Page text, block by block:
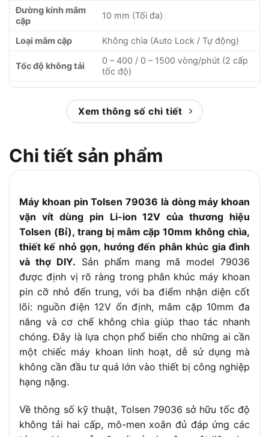
Đường kính mâm
cặp
10 mm (Tối đa)
Loại mâm cặp Không chìa (Auto Lock / Tự động)
Tốc độ không tải
0 – 400 / 0 – 1500 vòng/phút (2 cấp
tốc độ)
Lực xoắn tối đa
28 Nm
Cấp độ trượt
18 + 1 (Khoan)
Xem thông số chi tiết
Chi tiết sản phẩm
Máy khoan pin Tolsen 79036 là dòng máy khoan
vặn vít dùng pin Li-ion 12V của thương hiệu
Tolsen (Bỉ), trang bị mâm cặp 10mm không chìa,
thiết kế nhỏ gọn, hướng đến phân khúc gia đình
và thợ DIY. Sản phẩm mang mã model 79036
được định vị rõ ràng trong phân khúc máy khoan
pin cỡ nhỏ đến trung, với ba điểm nhận diện cốt
lõi: nguồn điện 12V ổn định, mâm cặp 10mm đa
năng và cơ chế không chìa giúp thao tác nhanh
chóng. Đây là lựa chọn phổ biến cho những ai cần
một chiếc máy khoan linh hoạt, dễ sử dụng mà
không cần đầu tư quá lớn vào thiết bị công nghiệp
hạng nặng.
Về thông số kỹ thuật, Tolsen 79036 sở hữu tốc độ
không tải hai cấp, mô-men xoắn đủ đáp ứng các